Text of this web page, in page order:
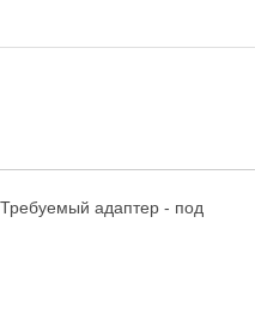
адаптер - под